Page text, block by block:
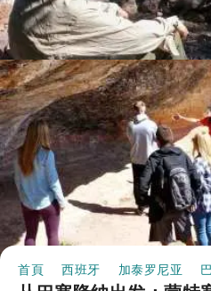
首頁 西班牙 加泰罗尼亚